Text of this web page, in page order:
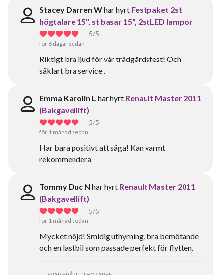
Stacey Darren Whar hyrt Festpaket 2st
högtalare 15", st basar 15", 2stLED lampor
5/5
för 6 dagar sedan
Riktigt bra ljud för vår trädgårdsfest! Och
såklart bra service .
Emma Karolin L har hyrt Renault Master 2011
(Bakgavellift)
5/5
för 1 månad sedan
Har bara positivt att säga! Kan varmt
rekommendera
Tommy Duc N har hyrt Renault Master 2011
(Bakgavellift)
5/5
för 1 månad sedan
Mycket nöjd! Smidig uthyrning, bra bemötande
och en lastbil som passade perfekt för flytten.